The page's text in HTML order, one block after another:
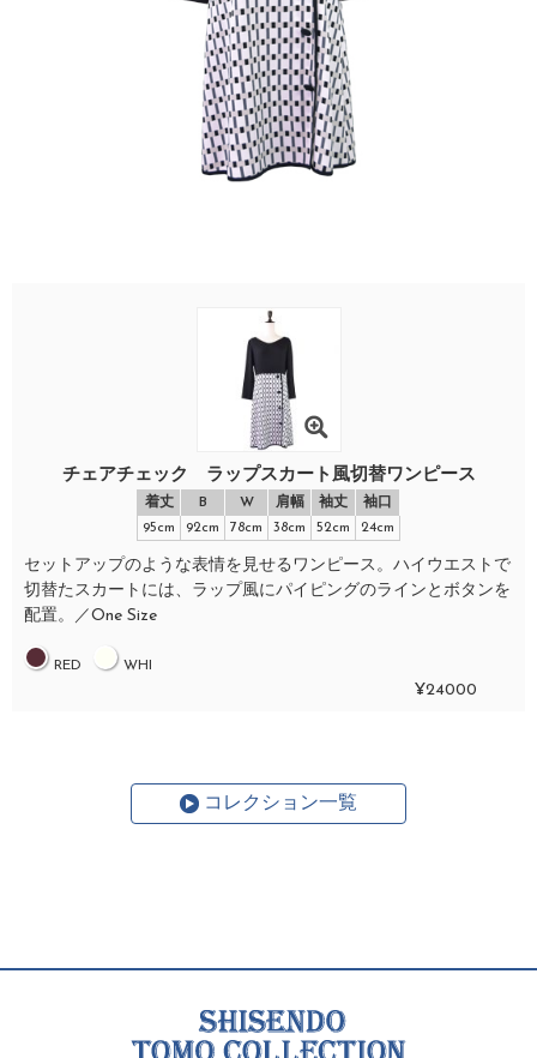
チェアチェック ラップスカート風切替ワンピース
着丈 B W 肩幅 袖丈
袖口
95cm
92cm 78cm 38cm 52cm 24cm
セットアップのような表情を見せるワンピース。ハイウエストで
切替たスカートには、ラップ風にパイピングのラインとボタンを
配置。／One Size
RED WHI
¥24000
コレクション一覧